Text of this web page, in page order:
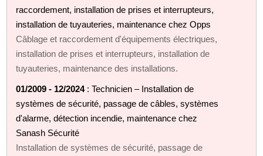
raccordement, installation de prises et interrupteurs,
installation de tuyauteries, maintenance chez Opps
Câblage et raccordement d'équipements électriques,
installation de prises et interrupteurs, installation de
tuyauteries, maintenance des installations.
01/2009 - 12/2024: Technicien – Installation de
systèmes de sécurité, passage de câbles, systèmes
d'alarme, détection incendie, maintenance chez
Sanash Sécurité
Installation de systèmes de sécurité, passage de